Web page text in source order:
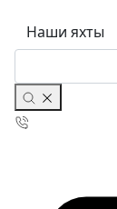
Наши яхты